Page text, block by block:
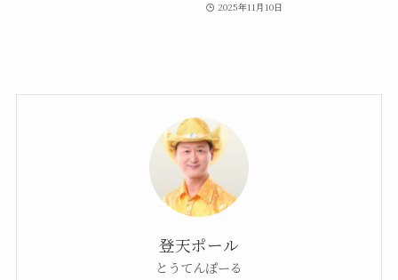
2025年11月10日
登天ポール
とうてんぽーる